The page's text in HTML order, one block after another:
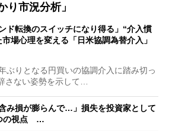
り市況分析」
ンド転換のスイッチになり得る」“介入慣
市場心理を変える「日米協調為替介入」
ぶりとなる円買いの協調介入に踏み切っ
さない姿勢を示して…
み損が膨らんで…」損失を投資家として
の視点 …